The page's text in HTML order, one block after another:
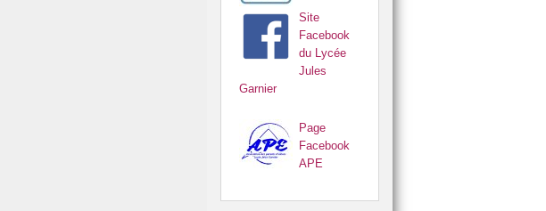
Site
Facebook
du Lycée
Jules
Garnier
Page
Facebook
APE